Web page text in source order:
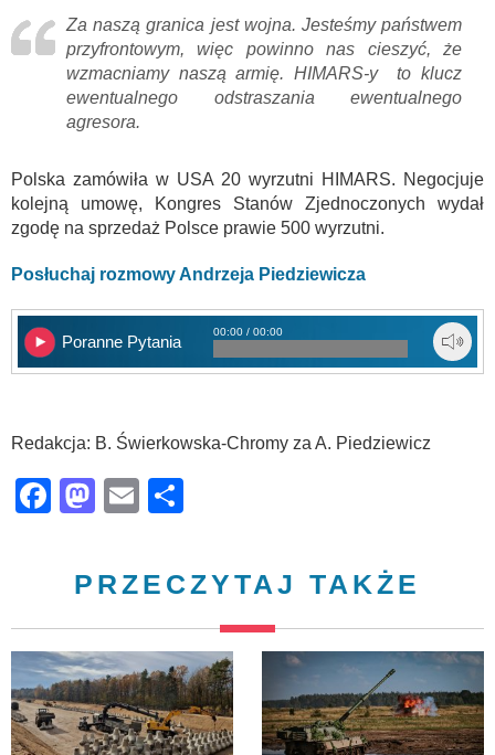
Za naszą granica jest wojna. Jesteśmy państwem
przyfrontowym, więc powinno nas cieszyć, że
wzmacniamy naszą armię. HIMARS-y to klucz
ewentualnego odstraszania ewentualnego
agresora.
Polska zamówiła w USA 20 wyrzutni HIMARS. Negocjuje
kolejną umowę, Kongres Stanów Zjednoczonych wydał
zgodę na sprzedaż Polsce prawie 500 wyrzutni.
Posłuchaj rozmowy Andrzeja Piedziewicza
Poranne Pytania
00:00 / 00:00
Redakcja: B. Świerkowska-Chromy za A. Piedziewicz
Facebook
Mastodon
Email
PRZECZYTAJ TAKŻE